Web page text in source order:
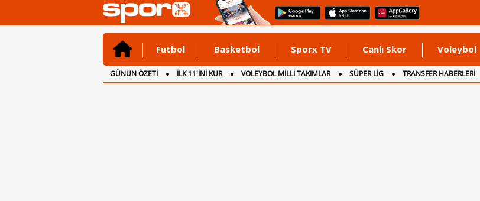
Futbol Basketbol Sporx TV Canlı Skor Voleybol
GÜNÜN ÖZETİ İLK 11'İNİ KUR VOLEYBOL MİLLİ TAKIMLAR SÜPER LİG TRANSFER HABERLERİ
CANLI ANLATIM
İNGİLTERE